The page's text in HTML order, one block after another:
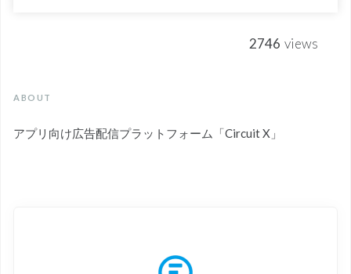
2746 views
ABOUT
アプリ向け広告配信プラットフォーム「Circuit X」